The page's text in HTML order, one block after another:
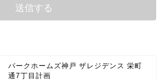
パークホームズ神戸 ザレジデンス 栄町
通7丁目計画